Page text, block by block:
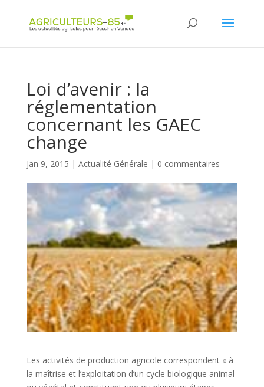
Loi d’avenir : la
réglementation
concernant les GAEC
change
Jan 9, 2015 | Actualité Générale | 0 commentaires
Les activités de production agricole correspondent « à
la maîtrise et l’exploitation d’un cycle biologique animal